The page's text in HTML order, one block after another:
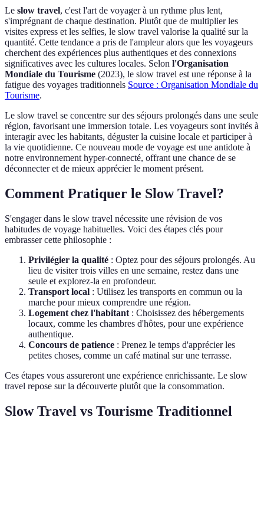
Le slow travel, c'est l'art de voyager à un rythme plus lent,
s'imprégnant de chaque destination. Plutôt que de multiplier les
visites express et les selfies, le slow travel valorise la qualité sur la
quantité. Cette tendance a pris de l'ampleur alors que les voyageurs
cherchent des expériences plus authentiques et des connexions
significatives avec les cultures locales. Selon l'Organisation
Mondiale du Tourisme (2023), le slow travel est une réponse à la
fatigue des voyages traditionnels Source : Organisation Mondiale du
Tourisme.
Le slow travel se concentre sur des séjours prolongés dans une seule
région, favorisant une immersion totale. Les voyageurs sont invités à
interagir avec les habitants, déguster la cuisine locale et participer à
la vie quotidienne. Ce nouveau mode de voyage est une antidote à
notre environnement hyper-connecté, offrant une chance de se
déconnecter et de mieux apprécier le moment présent.
Comment Pratiquer le Slow Travel?
S'engager dans le slow travel nécessite une révision de vos
habitudes de voyage habituelles. Voici des étapes clés pour
embrasser cette philosophie :
Privilégier la qualité : Optez pour des séjours prolongés. Au
lieu de visiter trois villes en une semaine, restez dans une
seule et explorez-la en profondeur.
Transport local : Utilisez les transports en commun ou la
marche pour mieux comprendre une région.
Logement chez l'habitant : Choisissez des hébergements
locaux, comme les chambres d'hôtes, pour une expérience
authentique.
Concours de patience : Prenez le temps d'apprécier les
petites choses, comme un café matinal sur une terrasse.
Ces étapes vous assureront une expérience enrichissante. Le slow
travel repose sur la découverte plutôt que la consommation.
Slow Travel vs Tourisme Traditionnel